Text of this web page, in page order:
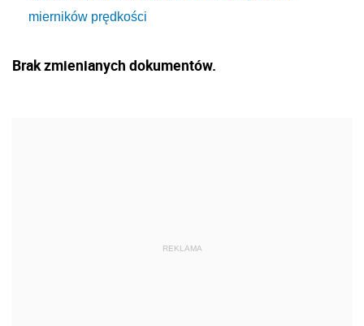
mierników prędkości
Brak zmienianych dokumentów.